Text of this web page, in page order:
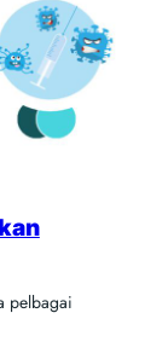
pelbagai